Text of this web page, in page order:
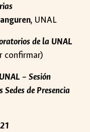
UNAL
de la UNAL
confirmar)
– Sesión
de Presencia